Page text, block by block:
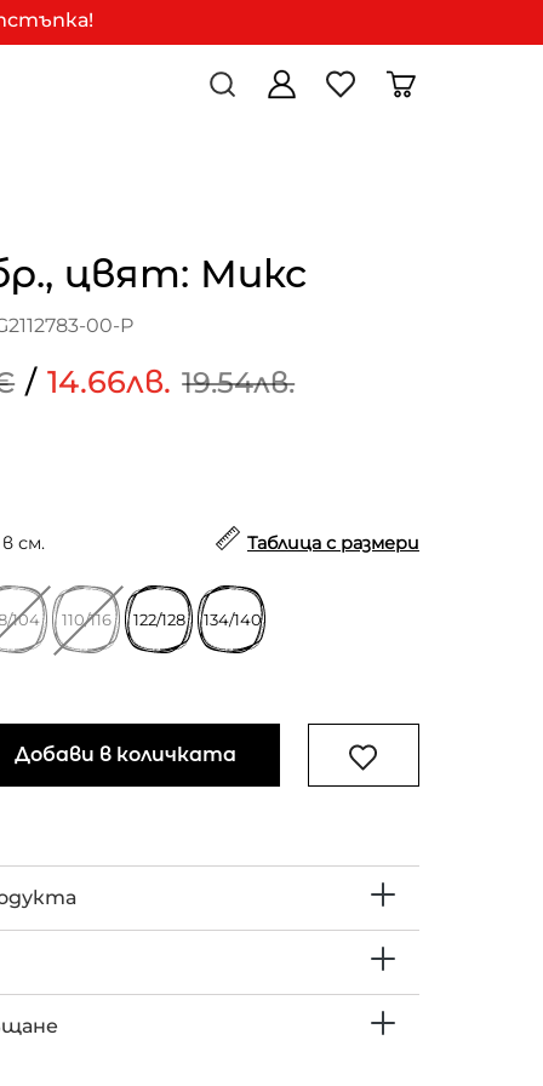
цвят: Микс
00-P
/ 14.66лв. 19.54лв.
см. Таблица с размери
104 110/116 122/128 134/140
Добави в количката